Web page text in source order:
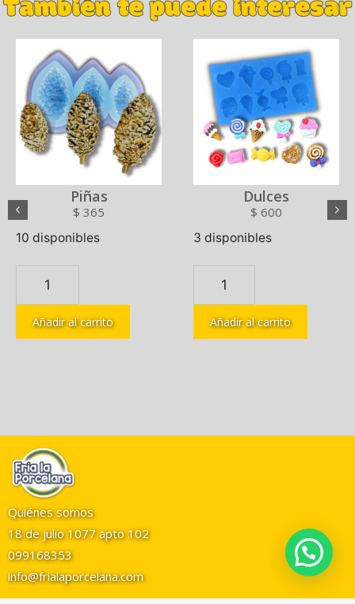
También te puede interesar
Piñas
$ 365
10 disponibles
Añadir al carrito
Dulces
$ 600
3 disponibles
Añadir al carrito
Quiénes somos
18 de julio 1077 apto 102
099168353
info@frialaporcelana.com